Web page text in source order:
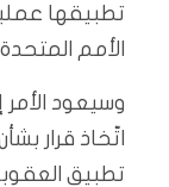
تطبيقها
الأمم
وسيعود الأمر
اتّخاذ قرار
تطبيق